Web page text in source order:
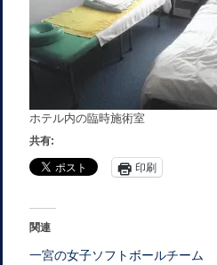
ホテル内の臨時施術室
共有:
印刷
関連
一宮の女子ソフトボールチーム